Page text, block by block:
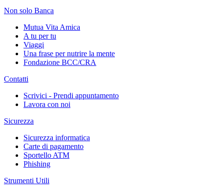
Non solo Banca
Mutua Vita Amica
A tu per tu
Viaggi
Una frase per nutrire la mente
Fondazione BCC/CRA
Contatti
Scrivici - Prendi appuntamento
Lavora con noi
Sicurezza
Sicurezza informatica
Carte di pagamento
Sportello ATM
Phishing
Strumenti Utili